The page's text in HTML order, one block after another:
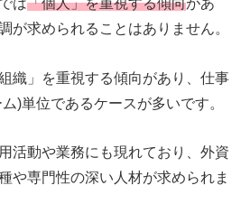
が求められることはありません。
織」を重視する傾向があり、仕事
)単位であるケースが多いです。
活動や業務にも現れており、外資
や専門性の深い人材が求められま